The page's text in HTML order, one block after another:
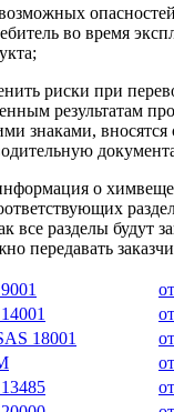
во время
риски при
результатам
знаками, вносятся
о
все разделы будут
передавать
18001